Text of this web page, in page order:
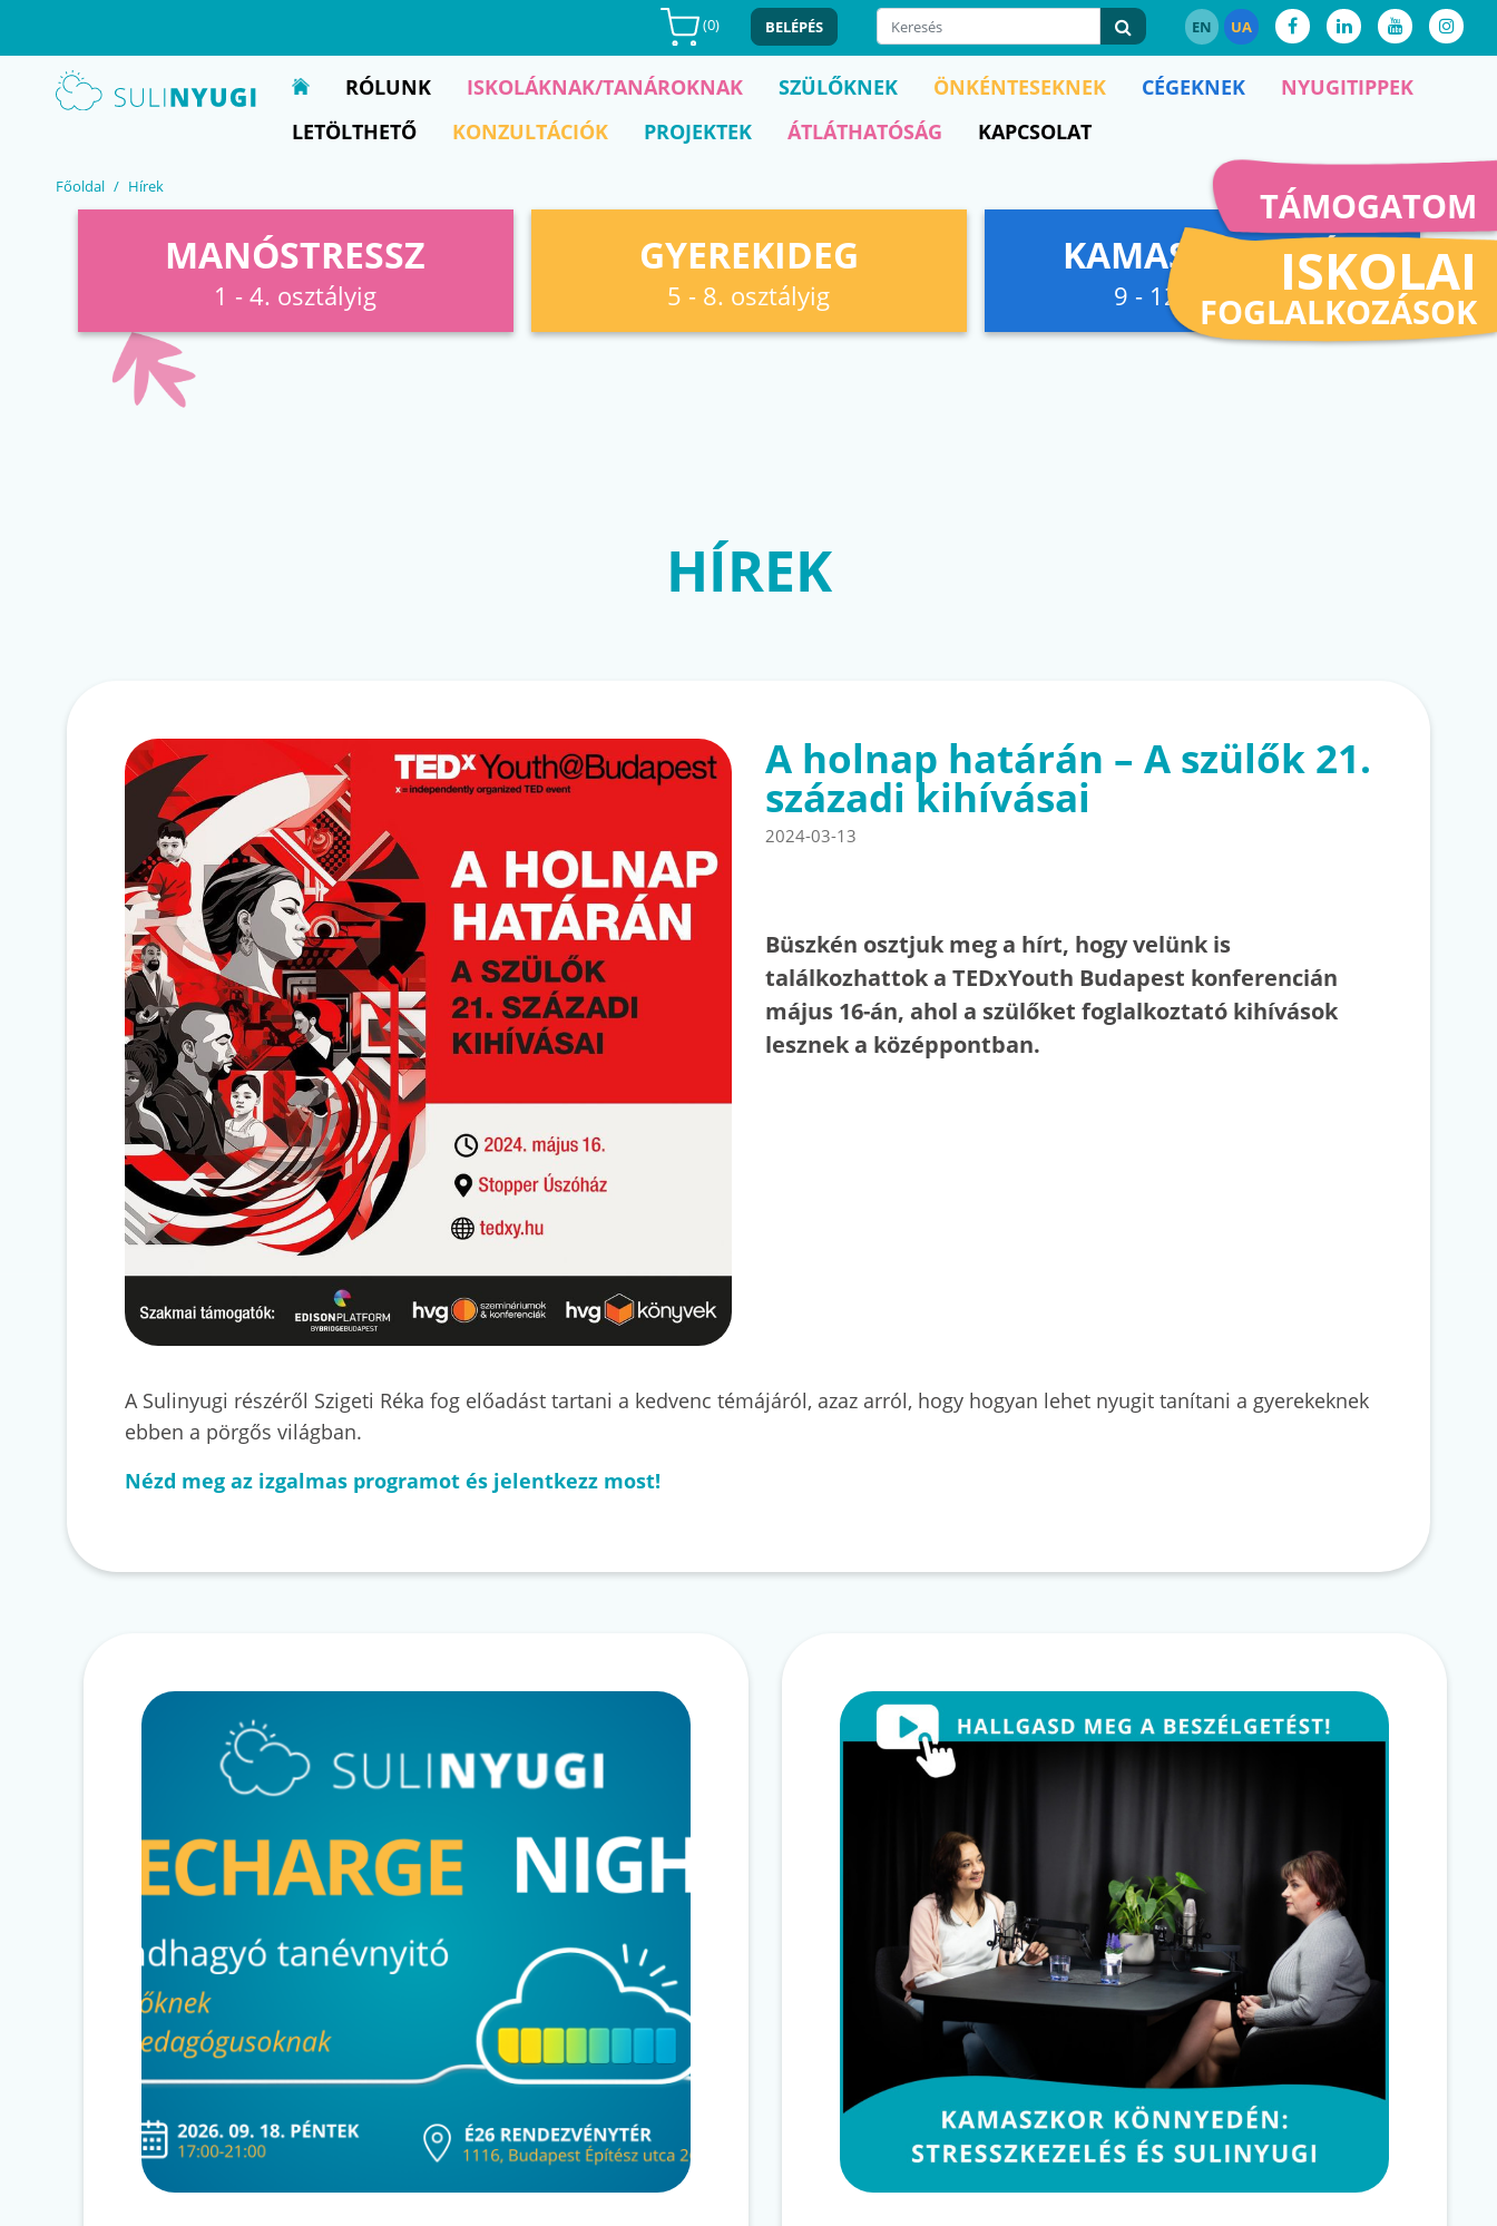
(0) BELÉPÉS EN UA
TÁMOGATOM
ISKOLAI
FOGLALKOZÁSOK
RÓLUNK ISKOLÁKNAK/TANÁROKNAK SZÜLŐKNEK ÖNKÉNTESEKNEK CÉGEKNEK
NYUGITIPPEK
LETÖLTHETŐ
KONZULTÁCIÓK PROJEKTEK ÁTLÁTHATÓSÁG KAPCSOLAT
Főoldal Hírek
MANÓSTRESSZ
1 - 4. osztályig
GYEREKIDEG
5 - 8. osztályig
KAMASZFESZKÓ
9 - 12. osztályig
HÍREK
A holnap határán – A szülők 21.
századi kihívásai
2024-03-13
Büszkén osztjuk meg a hírt, hogy velünk is
találkozhattok a TEDxYouth Budapest konferencián
május 16-án, ahol a szülőket foglalkoztató kihívások
lesznek a középpontban.
A Sulinyugi részéről Szigeti Réka fog előadást tartani a kedvenc témájáról, azaz arról, hogy hogyan lehet nyugit tanítani a gyerekeknek
ebben a pörgős világban.
Nézd meg az izgalmas programot és jelentkezz most!